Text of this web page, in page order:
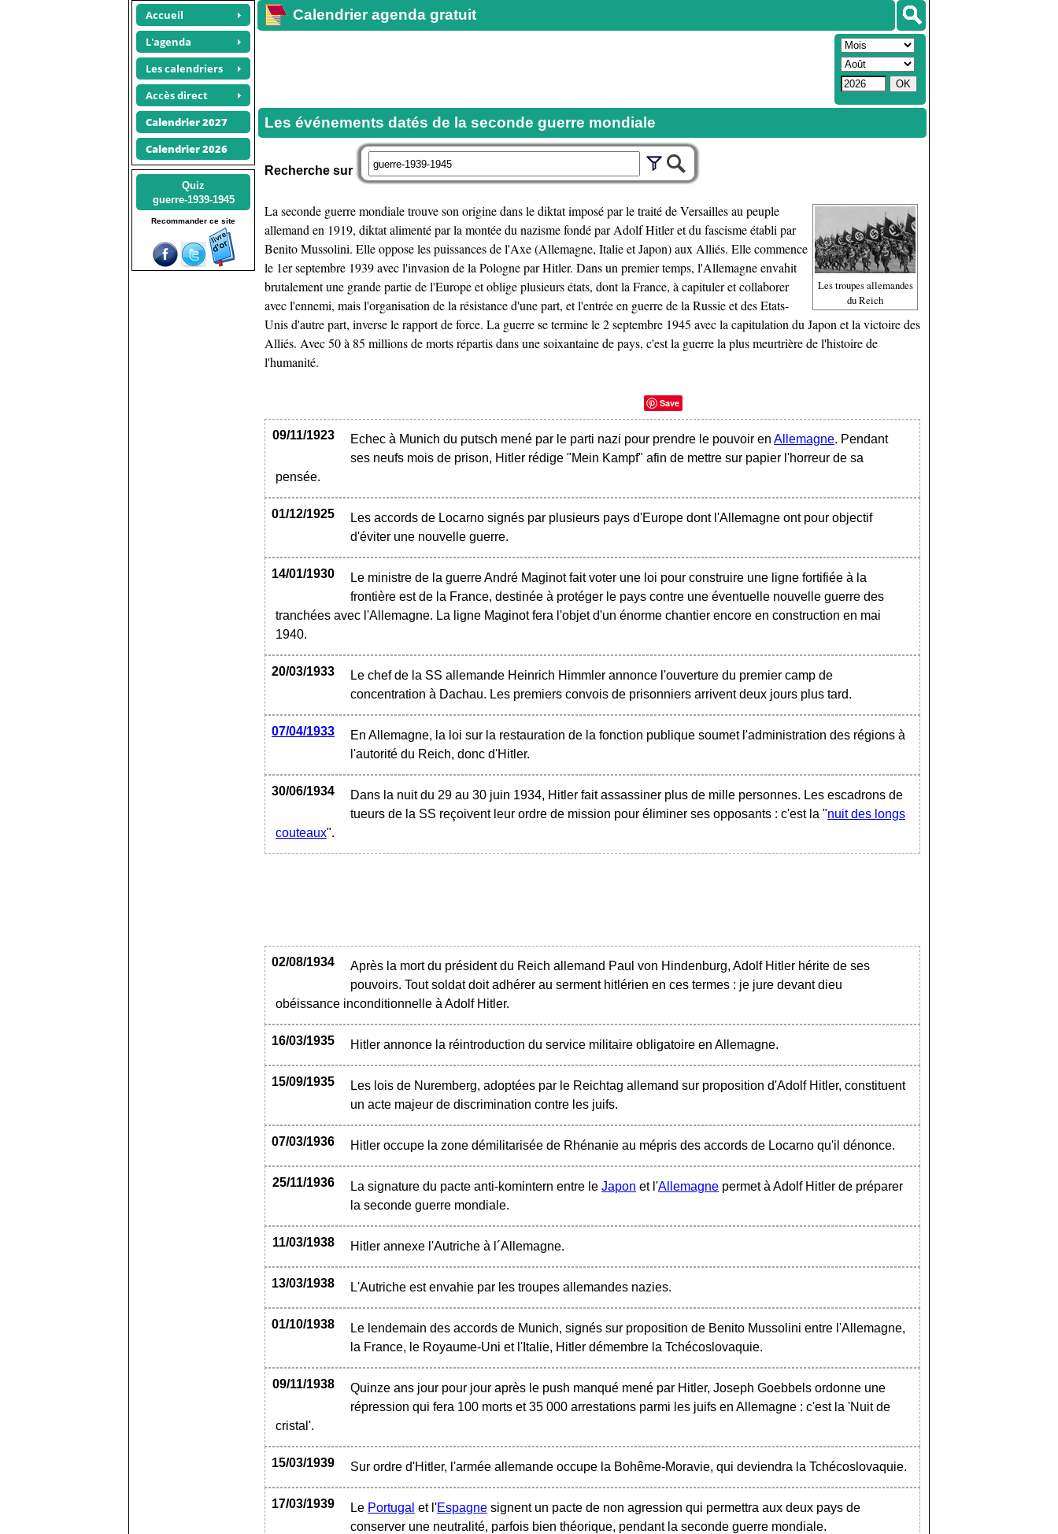
Accueil
L'agenda
Les calendriers
Accès direct
Calendrier 2027
Calendrier 2026
Calendrier agenda gratuit
Les événements datés de la seconde guerre mondiale
Recherche sur
Les troupes allemandes
du Reich
La seconde guerre mondiale trouve son origine dans le diktat imposé par le traité de Versailles au peuple
allemand en 1919, diktat alimenté par la montée du nazisme fondé par Adolf Hitler et du fascisme établi par
Benito Mussolini. Elle oppose les puissances de l'Axe (Allemagne, Italie et Japon) aux Alliés. Elle commence
le 1er septembre 1939 avec l'invasion de la Pologne par Hitler. Dans un premier temps, l'Allemagne envahit
brutalement une grande partie de l'Europe et oblige plusieurs états, dont la France, à capituler et collaborer
avec l'ennemi, mais l'organisation de la résistance d'une part, et l'entrée en guerre de la Russie et des Etats-
Unis d'autre part, inverse le rapport de force. La guerre se termine le 2 septembre 1945 avec la capitulation du Japon et la victoire des
Alliés. Avec 50 à 85 millions de morts répartis dans une soixantaine de pays, c'est la guerre la plus meurtrière de l'histoire de
l'humanité.
Save
09/11/1923 Echec à Munich du putsch mené par le parti nazi pour prendre le pouvoir en Allemagne. Pendant
ses neufs mois de prison, Hitler rédige "Mein Kampf" afin de mettre sur papier l'horreur de sa
pensée.
01/12/1925
Les accords de Locarno signés par plusieurs pays d'Europe dont l'Allemagne ont pour objectif
d'éviter une nouvelle guerre.
14/01/1930
Le ministre de la guerre André Maginot fait voter une loi pour construire une ligne fortifiée à la
frontière est de la France, destinée à protéger le pays contre une éventuelle nouvelle guerre des
tranchées avec l'Allemagne. La ligne Maginot fera l'objet d'un énorme chantier encore en construction en mai
1940.
20/03/1933
Le chef de la SS allemande Heinrich Himmler annonce l'ouverture du premier camp de
concentration à Dachau. Les premiers convois de prisonniers arrivent deux jours plus tard.
07/04/1933
En Allemagne, la loi sur la restauration de la fonction publique soumet l'administration des régions à
l'autorité du Reich, donc d'Hitler.
30/06/1934
Dans la nuit du 29 au 30 juin 1934, Hitler fait assassiner plus de mille personnes. Les escadrons de
tueurs de la SS reçoivent leur ordre de mission pour éliminer ses opposants : c'est la "nuit des longs
couteaux".
02/08/1934
Après la mort du président du Reich allemand Paul von Hindenburg, Adolf Hitler hérite de ses
pouvoirs. Tout soldat doit adhérer au serment hitlérien en ces termes : je jure devant dieu
obéissance inconditionnelle à Adolf Hitler.
16/03/1935 Hitler annonce la réintroduction du service militaire obligatoire en Allemagne.
15/09/1935
Les lois de Nuremberg, adoptées par le Reichtag allemand sur proposition d'Adolf Hitler, constituent
un acte majeur de discrimination contre les juifs.
07/03/1936 Hitler occupe la zone démilitarisée de Rhénanie au mépris des accords de Locarno qu'il dénonce.
25/11/1936 La signature du pacte anti-komintern entre le Japon et l'Allemagne permet à Adolf Hitler de préparer
la seconde guerre mondiale.
11/03/1938 Hitler annexe l'Autriche à l´Allemagne.
13/03/1938 L'Autriche est envahie par les troupes allemandes nazies.
01/10/1938
Le lendemain des accords de Munich, signés sur proposition de Benito Mussolini entre l'Allemagne,
la France, le Royaume-Uni et l'Italie, Hitler démembre la Tchécoslovaquie.
09/11/1938
Quinze ans jour pour jour après le push manqué mené par Hitler, Joseph Goebbels ordonne une
répression qui fera 100 morts et 35 000 arrestations parmi les juifs en Allemagne : c'est la 'Nuit de
cristal'.
15/03/1939 Sur ordre d'Hitler, l'armée allemande occupe la Bohême-Moravie, qui deviendra la Tchécoslovaquie.
17/03/1939 Le Portugal et l'Espagne signent un pacte de non agression qui permettra aux deux pays de
conserver une neutralité, parfois bien théorique, pendant la seconde guerre mondiale.
Quiz
guerre-1939-1945
Recommander ce site